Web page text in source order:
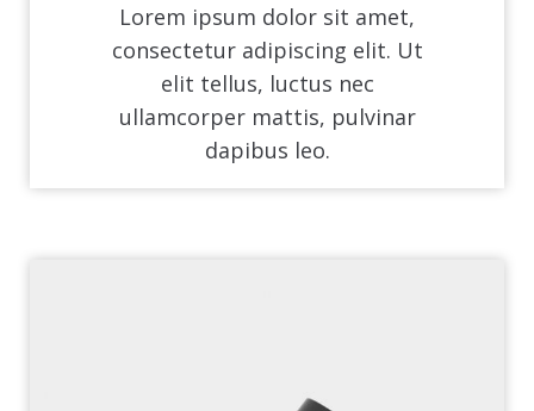
Lorem ipsum dolor sit amet,
consectetur adipiscing elit. Ut
elit tellus, luctus nec
ullamcorper mattis, pulvinar
dapibus leo.